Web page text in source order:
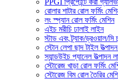
PPGI প্রিপেইন্ট করা
রোলার শাটার রোল ফর্মিং
লং স্প্যান রোল ফর্মিং মেশিন
এইচ মরীচি ঢালাই লাইন
স্টাড এবং ট্র্যাক/ড্রওয়াল/সি
স্টোন লেপা ছাদ টাইল
স্যান্ডউইচ প্যানেল উত্পাদন
স্টোরেজ খাড়া রোল ফর্মিং
স্টোরেজ বিম রোল তৈরির